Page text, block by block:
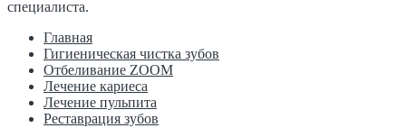
специалиста.
Главная
Гигиеническая чистка зубов
Отбеливание ZOOM
Лечение кариеса
Лечение пульпита
Реставрация зубов